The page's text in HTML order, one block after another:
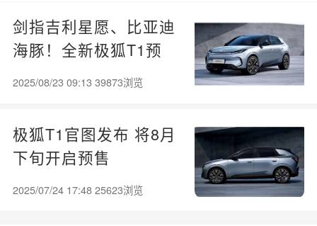
剑指吉利星愿、比亚迪
海豚！全新极狐T1预
售：6.88万起
2025/08/23 09:13 39873浏览
极狐T1官图发布 将8月
下旬开启预售
2025/07/24 17:48 25623浏览